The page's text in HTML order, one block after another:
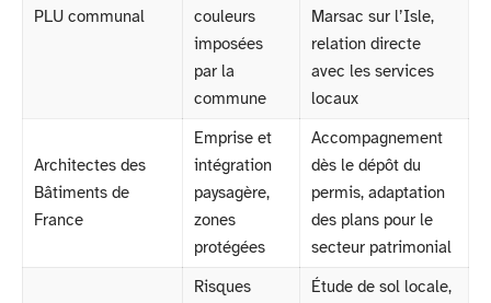
PLU communal
couleurs
imposées
par la
commune
Marsac sur l’Isle,
relation directe
avec les services
locaux
Architectes des
Bâtiments de
France
Emprise et
intégration
paysagère,
zones
protégées
Accompagnement
dès le dépôt du
permis, adaptation
des plans pour le
secteur patrimonial
Risques
Étude de sol locale,